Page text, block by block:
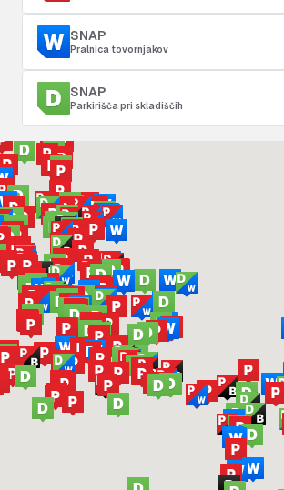
SNAP
Pralnica tovornjakov
SNAP
Parkirišča pri skladiščih